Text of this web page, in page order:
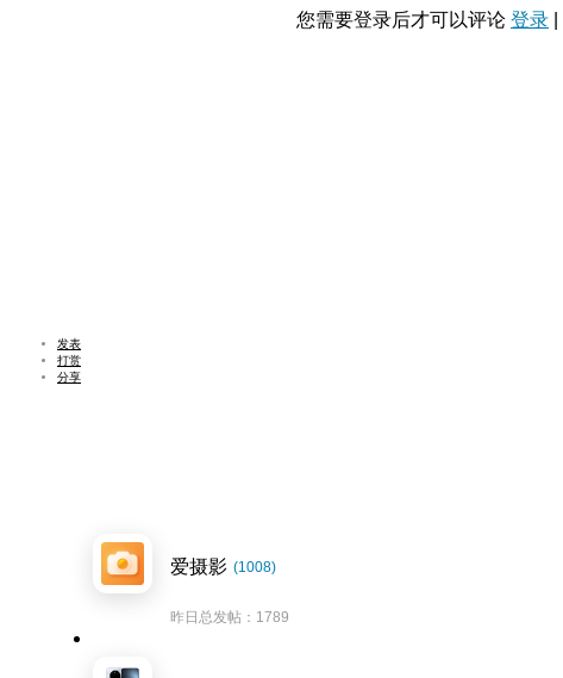
您需要登录后才可以评论 登录
发表
打赏
分享
爱摄影 (1008)
昨日总发帖：1789